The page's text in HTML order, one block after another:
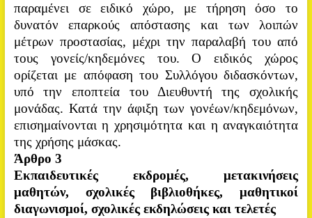
παραμένει σε ειδικό χώρο, με τήρηση όσο το
δυνατόν επαρκούς απόστασης και των λοιπών
μέτρων προστασίας, μέχρι την παραλαβή τουαπό
τους γονείς/κηδεμόνες του. Ο ειδικός χώρος
ορίζεται με απόφαση του Συλλόγου διδασκόντων,
υπό την εποπτεία του Διευθυντή της σχολικής
μονάδας. Κατά την άφιξη των γονέων/κηδεμόνων,
επισημαίνονται η χρησιμότητα και η αναγκαιότητα
της χρήσης μάσκας.
Άρθρο 3
Εκπαιδευτικές εκδρομές, μετακινήσεις
μαθητών, σχολικές βιβλιοθήκες, μαθητικοί
διαγωνισμοί, σχολικές εκδηλώσεις και τελετές